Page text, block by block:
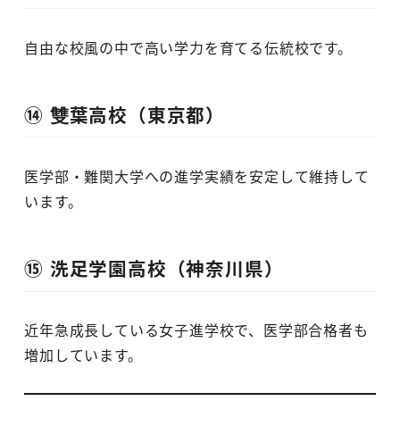
自由な校風の中で高い学力を育てる伝統校です。
⑭ 雙葉高校（東京都）
医学部・難関大学への進学実績を安定して維持して
います。
⑮ 洗足学園高校（神奈川県）
近年急成長している女子進学校で、医学部合格者も
増加しています。